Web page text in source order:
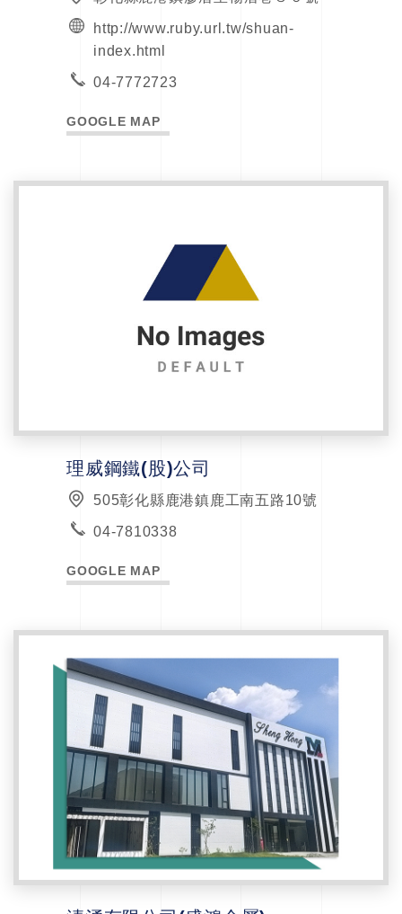
http://www.ruby.url.tw/shuan-
index.html
04-7772723
GOOGLE MAP
理威鋼鐵(股)公司
505彰化縣鹿港鎮鹿工南五路10號
04-7810338
GOOGLE MAP